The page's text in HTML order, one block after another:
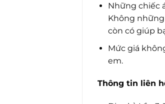
Những chiếc
Không
còn có giúp
Mức giá
em.
Thông tin liên